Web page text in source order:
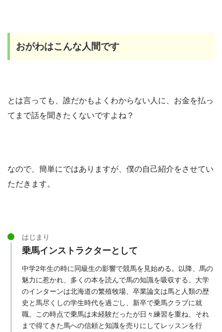
おがわはこんな人間です
とは言っても、誰だかもよくわからない人に、お金を払っ
てまで話を聞きたくないですよね？
なので、簡単にではありますが、僕の自己紹介をさせてい
ただきます。
はじまり
乗馬インストラクターとして
中学2年生の時に同級生の影響で競馬を見始める。以降、馬の
魅力に惹かれ、多くの本を読んで馬の知識を吸収する。大学
のインターンは北海道の繁殖牧場、卒業論文は馬と人類の歴
史と馬尽くしの学生時代を過ごし、新卒で乗馬クラブに就
職。この時点で乗馬は未経験だったが日々練習を重ね、それ
まで得てきた馬への信頼と知識を売りにしてレッスンを行